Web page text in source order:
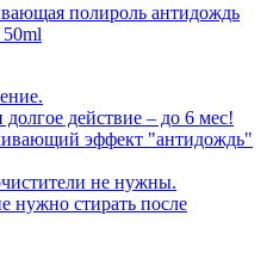
полироль антидождь
50ml
действие – до 6 мес!
эффект "антидождь"
не нужны.
нужно стирать после